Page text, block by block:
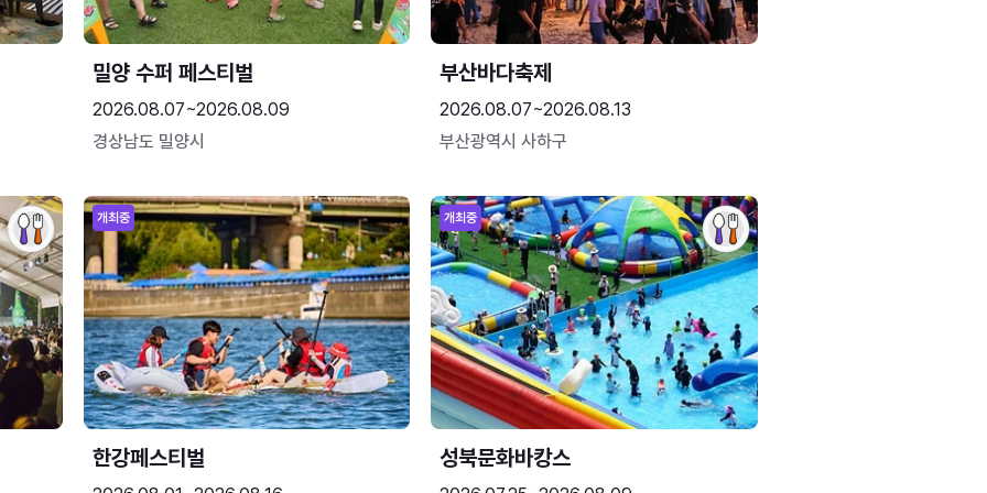
밀양 수퍼 페스티벌
2026.08.07~2026.08.09
경상남도 밀양시
부산바다축제
2026.08.07~2026.08.13
부산광역시 사하구
개최중
한강페스티벌
개최중
성북문화바캉스